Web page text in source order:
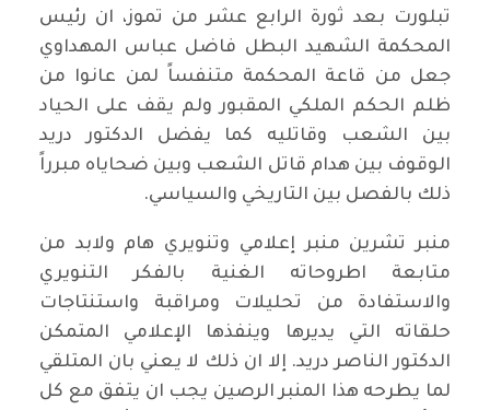
تبلورت بعد ثورة الرابع عشر من تموز، ان رئيس
المحكمة الشهيد البطل فاضل عباس المهداوي
جعل من قاعة المحكمة متنفساً لمن عانوا من
ظلم الحكم الملكي المقبور ولم يقف على الحياد
بين الشعب وقاتليه كما يفضل الدكتور دريد
الوقوف بين هدام قاتل الشعب وبين ضحاياه مبرراً
ذلك بالفصل بين التاريخي والسياسي.
منبر تشرين منبر إعلامي وتنويري هام ولابد من
متابعة اطروحاته الغنية بالفكر التنويري
والاستفادة من تحليلات ومراقبة واستنتاجات
حلقاته التي يديرها وينفذها الإعلامي المتمكن
الدكتور الناصر دريد. إلا ان ذلك لا يعني بان المتلقي
لما يطرحه هذا المنبر الرصين يجب ان يتفق مع كل